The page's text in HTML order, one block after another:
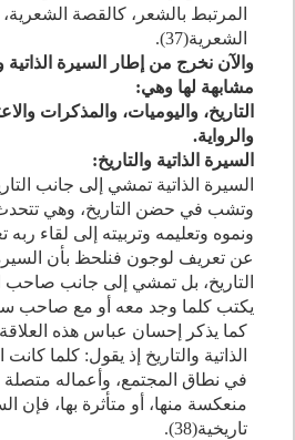
المرتبط بالشعر، كالقصة الشعرية،
الشعرية(37
).
والآن نخرج من إطار السيرة الذاتية
مشابهة لها وهي:
التاريخ، واليوميات، والمذكرات
والرواية.
السيرة الذاتية والتاريخ:
السيرة الذاتية تمشي إلى جانب
وتشب في حضن التاريخ، وهي
ونموه وتعليمه وتربيته إلى لقاء ربه
عن تعريف لوجون فنلحظ بأن
التاريخ، بل تمشي إلى جانب صاحب
يكتب كلما وجد معه أو مع صاحب
كما يذكر إحسان عباس هذه
الذاتية والتاريخ إذ يقول: كلما
في نطاق المجتمع، وأعماله متصلة
منعكسة منها، أو متأثرة بها، فإن
تاريخية(38
).